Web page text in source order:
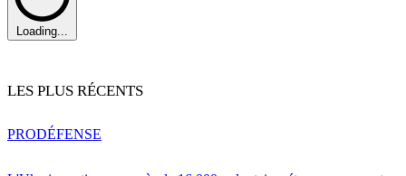
Loading...
LES PLUS RÉCENTS
PRODÉFENSE